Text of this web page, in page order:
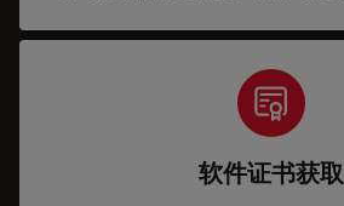
软件证书获取